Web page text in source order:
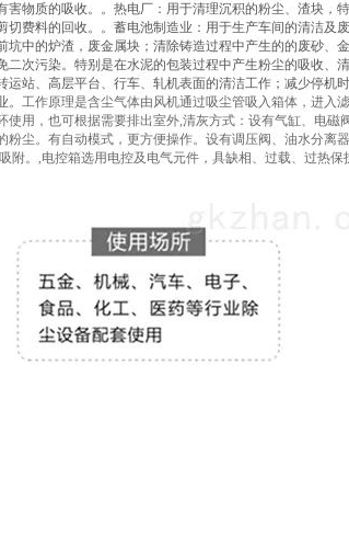
物质的吸收。。热电厂：用于清理沉积的粉尘、渣块，
费料的回收。。蓄电池制造业：用于生产车间的清洁及
中的炉渣，废金属块；清除铸造过程中产生的的废砂、
次污染。特别是在水泥的包装过程中产生粉尘的吸收、
站、高层平台、行车、轧机表面的清洁工作；减少停机
工作原理是含尘气体由风机通过吸尘管吸入箱体，进入
用，也可根据需要排出室外,清灰方式：设有气缸、电磁
尘。有自动模式，更方便操作。设有调压阀、油水分离
。,电控箱选用电控及电气元件，具缺相、过载、过热保